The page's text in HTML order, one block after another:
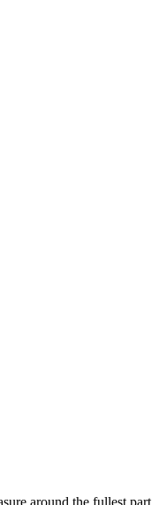
around the fullest part